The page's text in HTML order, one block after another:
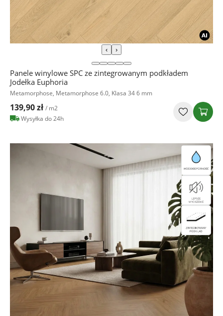
‹ ›
Panele winylowe SPC ze zintegrowanym podkładem
Jodełka Euphoria
Metamorphose, Metamorphose 6.0, Klasa 34 6 mm
139,90 zł / m2
Wysyłka do 24h